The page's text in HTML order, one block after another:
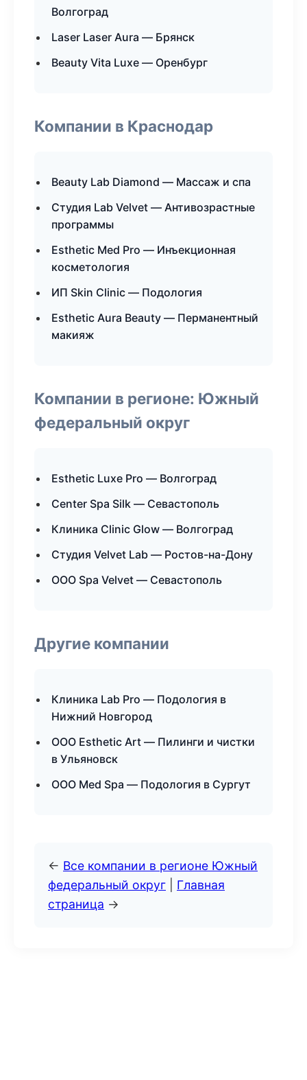
Волгоград
Laser Laser Aura — Брянск
Beauty Vita Luxe — Оренбург
Компании в Краснодар
Beauty Lab Diamond — Массаж и спа
Студия Lab Velvet — Антивозрастные
программы
Esthetic Med Pro — Инъекционная
косметология
ИП Skin Clinic — Подология
Esthetic Aura Beauty — Перманентный
макияж
Компании в регионе: Южный
федеральный округ
Esthetic Luxe Pro — Волгоград
Center Spa Silk — Севастополь
Клиника Clinic Glow — Волгоград
Студия Velvet Lab — Ростов-на-Дону
ООО Spa Velvet — Севастополь
Другие компании
Клиника Lab Pro — Подология в
Нижний Новгород
ООО Esthetic Art — Пилинги и чистки
в Ульяновск
ООО Med Spa — Подология в Сургут
← Все компании в регионе Южный
федеральный округ
Главная
страница →